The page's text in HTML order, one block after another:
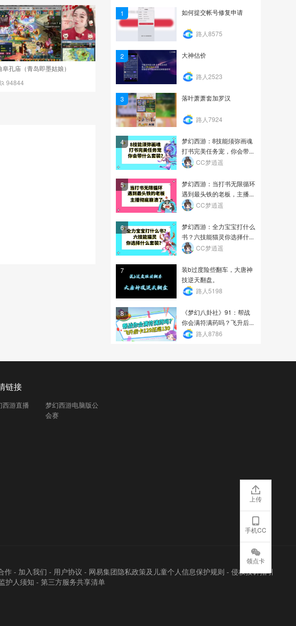
《梦幻八卦社》88：所谓
28.0万
阜孔庙（青岛即墨姑娘）
94844
1 如何提交帐号修复申请
路人8575
2 大神估价
路人2523
3 落叶萧萧套加罗汉
路人7924
4
梦幻西游：8技能须弥画魂
打书完美任务宠，你会带...
CC梦逍遥
5
梦幻西游：当打书无限循环
遇到最头铁的老板，主播...
CC梦逍遥
6
梦幻西游：全力宝宝打什么
书？六技能猫灵你选择什...
CC梦逍遥
7
装b过度险些翻车，大唐神
技逆天翻盘。
路人5198
8
《梦幻八卦社》91：帮战
你会满符满药吗？飞升后...
路人8786
链接
西游直播
梦幻西游电脑版公
会赛
作 - 加入我们 - 用户协议 - 网易集团隐私政策及儿童个人信息保护规则 - 侵权投诉指引
护人须知 - 第三方服务共享清单
上传
手机CC
领点卡